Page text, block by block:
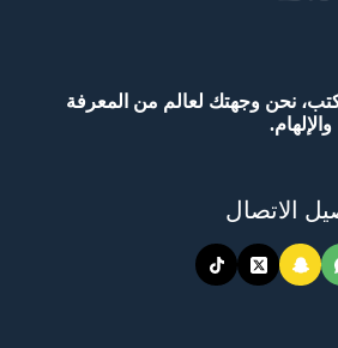
نحن وجهتك لعالم من المعرفة
والإلهام.
الاتصال